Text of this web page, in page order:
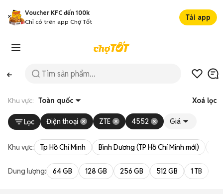
Voucher KFC đến 100k
Chỉ có trên app Chợ Tốt
Tải app
Khu vực: Toàn quốc Xoá lọc
Lọc Điện thoại ZTE 4552 Giá
Khu vực: Tp Hồ Chí Minh Bình Dương (TP Hồ Chí Minh mới)
Dung lượng: 64 GB 128 GB 256 GB 512 GB 1 TB